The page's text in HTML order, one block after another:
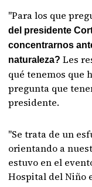
"Para los que
del presidente
concentrarnos
naturaleza?Les
qué tenemos que
pregunta que
presidente.
"Se trata de un
orientando a
estuvo en el
Hospital del Niño